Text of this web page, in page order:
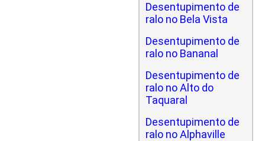
Desentupimento de
ralo no Bela Vista
Desentupimento de
ralo no Bananal
Desentupimento de
ralo no Alto do
Taquaral
Desentupimento de
ralo no Alphaville